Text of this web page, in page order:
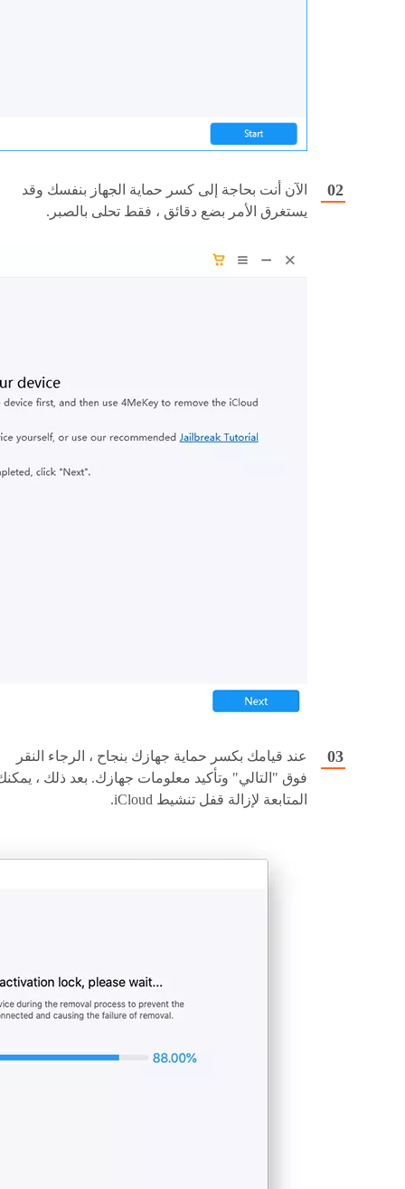
الآن أنت بحاجة إلى كسر حماية الجهاز بنفسك وقد
يستغرق الأمر بضع دقائق ، فقط تحلى بالصبر.
عند قيامك بكسر حماية جهازك بنجاح ، الرجاء النقر
فوق "التالي" وتأكيد معلومات جهازك. بعد ذلك ،
المتابعة لإزالة قفل تنشيط iCloud.